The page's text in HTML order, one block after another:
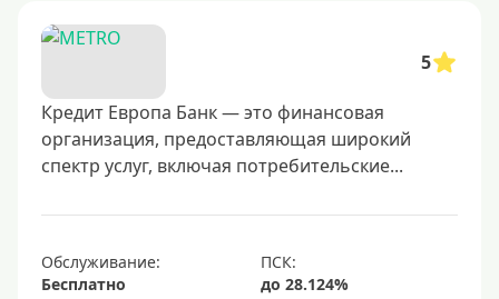
350000 руб
500000 руб
600000 руб
700000 руб
1000000 руб
С небольшим лимитом
С большим лимитом
5
Кредит Европа Банк — это финансовая
организация, предоставляющая широкий
спектр услуг, включая потребительские...
Обслуживание:
Бесплатно